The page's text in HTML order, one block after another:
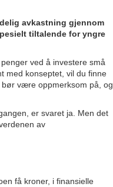
avkastning gjennom
tiltalende for yngre
ved å investere små
med konseptet, vil du finne
bør være oppmerksom på, og
er svaret ja. Men det
av
få kroner, i finansielle